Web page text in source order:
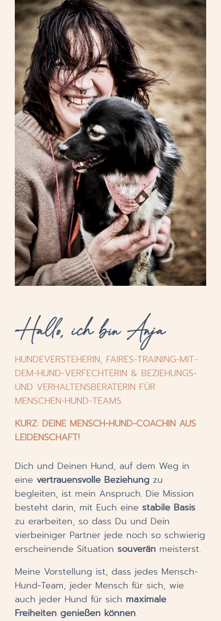
Hallo, ich bin Anja
HUNDEVERSTEHERIN, FAIRES-TRAINING-MIT-
DEM-HUND-VERFECHTERIN & BEZIEHUNGS-
UND VERHALTENSBERATERIN FÜR
MENSCHEN-HUND-TEAMS.
KURZ: DEINE MENSCH-HUND-COACHIN AUS
LEIDENSCHAFT!
Dich und Deinen Hund, auf dem Weg in
eine vertrauensvolle Beziehung zu
begleiten, ist mein Anspruch. Die Mission
besteht darin, mit Euch eine stabile Basis
zu erarbeiten, so dass Du und Dein
vierbeiniger Partner jede noch so schwierig
erscheinende Situation souverän meisterst.
Meine Vorstellung ist, dass jedes Mensch-
Hund-Team, jeder Mensch für sich, wie
auch jeder Hund für sich maximale
Freiheiten genießen können.